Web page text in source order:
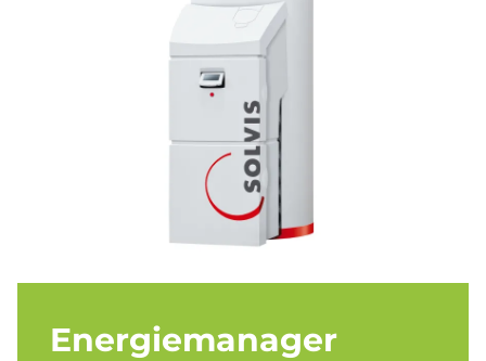
En­er­gie­ma­na­ger